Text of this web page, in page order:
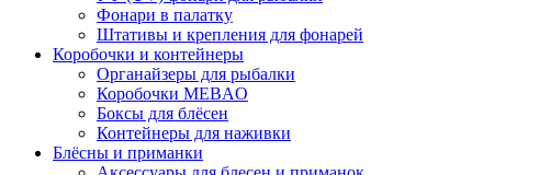
Фонари в палатку
Штативы и крепления для фонарей
Коробочки и контейнеры
Органайзеры для рыбалки
Коробочки MEBAO
Боксы для блёсен
Контейнеры для наживки
Блёсны и приманки